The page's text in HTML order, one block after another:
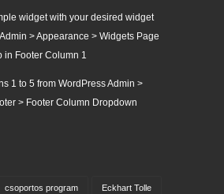
widget with your desired widget
> Appearance > Widgets Page
in Footer Column 1
1 to 5 from WordPress Admin >
> Footer Column Dropdown
csoportos program Eckhart Tolle